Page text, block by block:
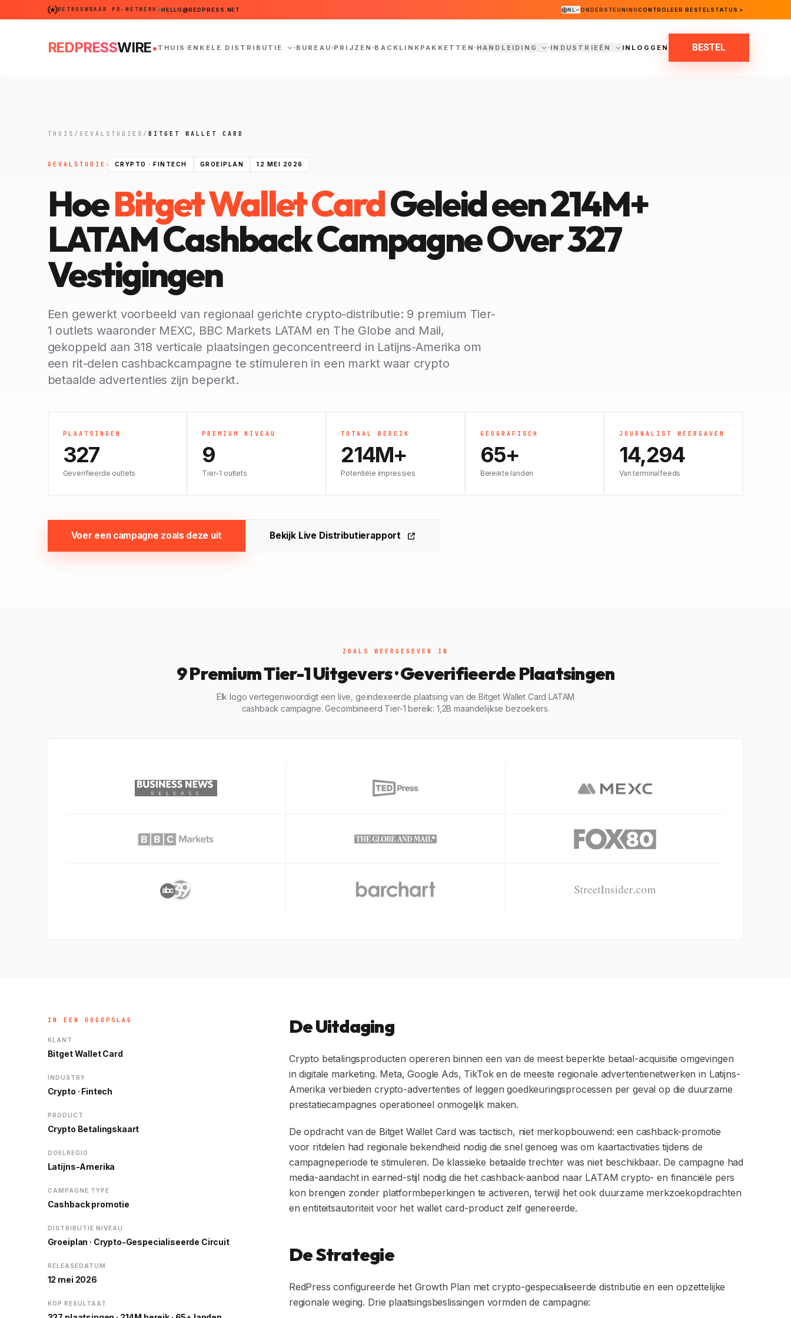
BETROUWBAAR PR-NETWERK HELLO@REDPRESS.NET NL ONDERSTEUNINGCONTROLEER BESTELSTATUS >
REDPRESSWIRE. THUIS ENKELE DISTRIBUTIE BUREAU PRIJZEN BACKLINKPAKKETTEN HANDLEIDING INDUSTRIEËN INLOGGEN BESTEL
THUIS / GEVALSTUDIES / BITGET WALLET CARD
GEVALSTUDIE CRYPTO · FINTECH GROEIPLAN 12 MEI 2026
HoeBitget Wallet CardGeleid een214M+
LATAM Cashback Campagne Over 327
Vestigingen
Een gewerkt voorbeeld van regionaal gerichte crypto-distributie: 9 premium Tier-
1 outlets waaronder MEXC, BBC Markets LATAM en The Globe and Mail,
gekoppeld aan 318 verticale plaatsingen geconcentreerd in Latijns-Amerika om
een rit-delen cashbackcampagne te stimuleren in een markt waar crypto
betaalde advertenties zijn beperkt.
PLAATSINGEN
327
Geverifieerde outlets
PREMIUM NIVEAU
9
Tier-1 outlets
TOTAAL BEREIK
214M+
Potentiële impressies
GEOGRAFISCH
65+
Bereikte landen
JOURNALIST WEERGAVEN
14,294
Van terminalfeeds
Voer een campagne zoals deze uit Bekijk Live Distributierapport
ZOALS WEERGEGEVEN IN
9 Premium Tier-1 Uitgevers · Geverifieerde Plaatsingen
Elk logo vertegenwoordigt een live, geïndexeerde plaatsing van de Bitget Wallet Card LATAM
cashback campagne. Gecombineerd Tier-1 bereik: 1,2B maandelijkse bezoekers.
IN EEN OOGOPSLAG
KLANT
Bitget Wallet Card
INDUSTRY
Crypto · Fintech
PRODUCT
Crypto Betalingskaart
DOELREGIO
Latijns-Amerika
CAMPAGNE TYPE
Cashback promotie
DISTRIBUTIE NIVEAU
Groeiplan · Crypto-Gespecialiseerde Circuit
RELEASEDATUM
12 mei 2026
KOP RESULTAAT
De Uitdaging
Crypto betalingsproducten opereren binnen een van de meest beperkte betaal-acquisitie omgevingen
in digitale marketing. Meta, Google Ads, TikTok en de meeste regionale advertentienetwerken in Latijns-
Amerika verbieden crypto-advertenties of leggen goedkeuringsprocessen per geval op die duurzame
prestatiecampagnes operationeel onmogelijk maken.
De opdracht van de Bitget Wallet Card was tactisch, niet merkopbouwend: een cashback-promotie
voor ritdelen had regionale bekendheid nodig die snel genoeg was om kaartactivaties tijdens de
campagneperiode te stimuleren. De klassieke betaalde trechter was niet beschikbaar. De campagne had
media-aandacht in earned-stijl nodig die het cashback-aanbod naar LATAM crypto- en financiële pers
kon brengen zonder platformbeperkingen te activeren, terwijl het ook duurzame merkzoekopdrachten
en entiteitsautoriteit voor het wallet card-product zelf genereerde.
De Strategie
RedPress configureerde het Growth Plan met crypto-gespecialiseerde distributie en een opzettelijke
regionale weging. Drie plaatsingsbeslissingen vormden de campagne: